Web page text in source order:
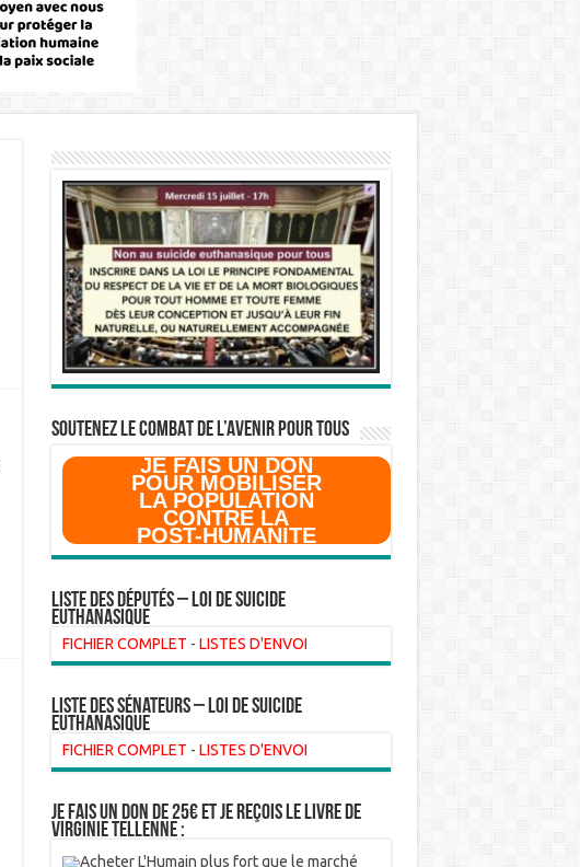
SOUTENEZ LE COMBAT DE L’AVenir pour Tous
JE FAIS UN DON
POUR MOBILISER
LA POPULATION
CONTRE LA
POST-HUMANITE
Liste des Députés – Loi de suicide
euthanasique
FICHIER COMPLET - LISTES D'ENVOI
liste des sénateurs – loi de suicide
euthanasique
FICHIER COMPLET - LISTES D'ENVOI
Je fais un don de 25€ et je reçois le livre de
Virginie Tellenne :